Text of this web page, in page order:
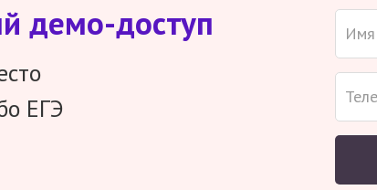
демо-доступ
ЕГЭ